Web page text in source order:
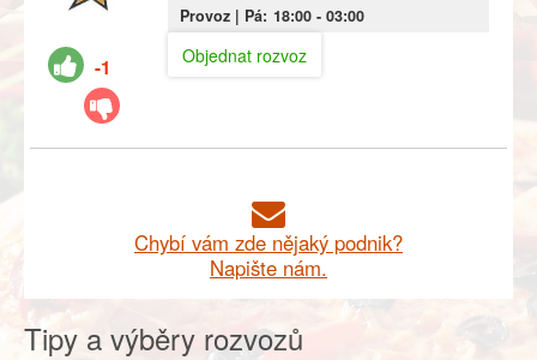
-1
Provoz | Pá: 18:00- 03:00
Objednat rozvoz
Chybí vám zde nějaký podnik?
Napište nám.
Tipy a výběry rozvozů